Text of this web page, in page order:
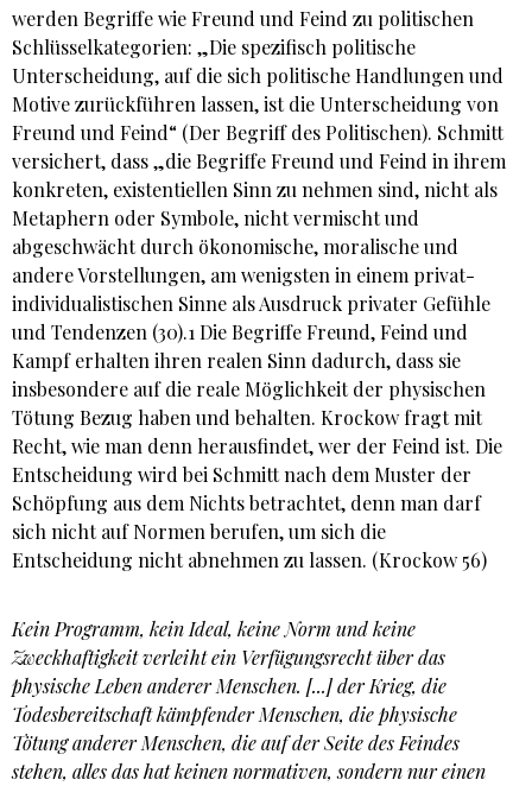
werden Begriffe wie Freund und Feind zu politischen
Schlüsselkategorien: „Die spezifisch politische
Unterscheidung, auf die sich politische Handlungen und
Motive zurückführen lassen, ist die Unterscheidung von
Freund und Feind“ (Der Begriff des Politischen). Schmitt
versichert, dass „die Begriffe Freund und Feind in ihrem
konkreten, existentiellen Sinn zu nehmen sind, nicht als
Metaphern oder Symbole, nicht vermischt und
abgeschwächt durch ökonomische, moralische und
andere Vorstellungen, am wenigsten in einem privat-
individualistischen Sinne als Ausdruck privater Gefühle
und Tendenzen (30).1 Die Begriffe Freund, Feind und
Kampf erhalten ihren realen Sinn dadurch, dass sie
insbesondere auf die reale Möglichkeit der physischen
Tötung Bezug haben und behalten. Krockow fragt mit
Recht, wie man denn herausfindet, wer der Feind ist. Die
Entscheidung wird bei Schmitt nach dem Muster der
Schöpfung aus dem Nichts betrachtet, denn man darf
sich nicht auf Normen berufen, um sich die
Entscheidung nicht abnehmen zu lassen. (Krockow 56)
Kein Programm, kein Ideal, keine Norm und keine
Zweckhaftigkeit verleiht ein Verfügungsrecht über das
physische Leben anderer Menschen. [...] der Krieg, die
Todesbereitschaft kämpfender Menschen, die physische
Tötung anderer Menschen, die auf der Seite des Feindes
stehen, alles das hat keinen normativen, sondern nur einen